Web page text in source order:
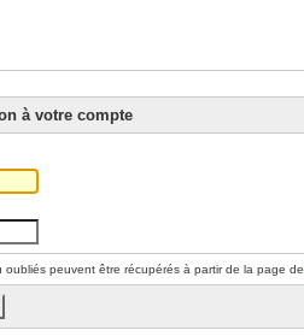
à votre compte
peuvent être récupérés à partir de la page de